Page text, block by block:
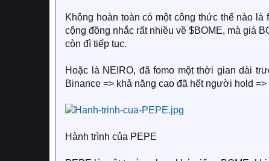
Không hoàn toàn có một công thức thế nào
cộng đồng nhắc rất nhiều về $BOME, mà giá
còn đì tiếp tục.
Hoặc là NEIRO, đã fomo một thời gian dài
Binance => khả năng cao đã hết người hold =>
Hành trình của PEPE